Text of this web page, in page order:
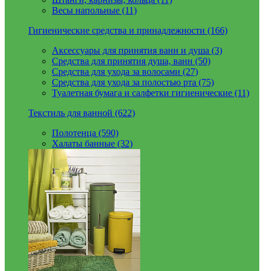
Весы напольные (11)
Гигиенические средства и принадлежности (166)
Аксессуары для принятия ванн и душа (3)
Средства для принятия душа, ванн (50)
Средства для ухода за волосами (27)
Средства для ухода за полостью рта (75)
Туалетная бумага и салфетки гигиенические (11)
Текстиль для ванной (622)
Полотенца (590)
Халаты банные (32)